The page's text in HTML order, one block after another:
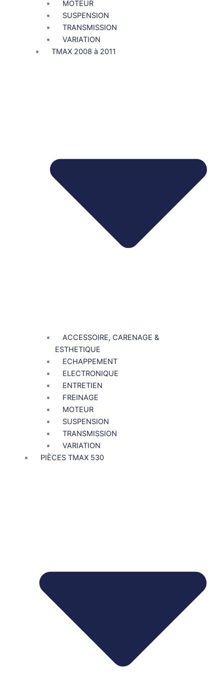
MOTEUR
SUSPENSION
TRANSMISSION
VARIATION
TMAX 2008 à 2011
ACCESSOIRE, CARENAGE &
ESTHETIQUE
ECHAPPEMENT
ELECTRONIQUE
ENTRETIEN
FREINAGE
MOTEUR
SUSPENSION
TRANSMISSION
VARIATION
PIÈCES TMAX 530